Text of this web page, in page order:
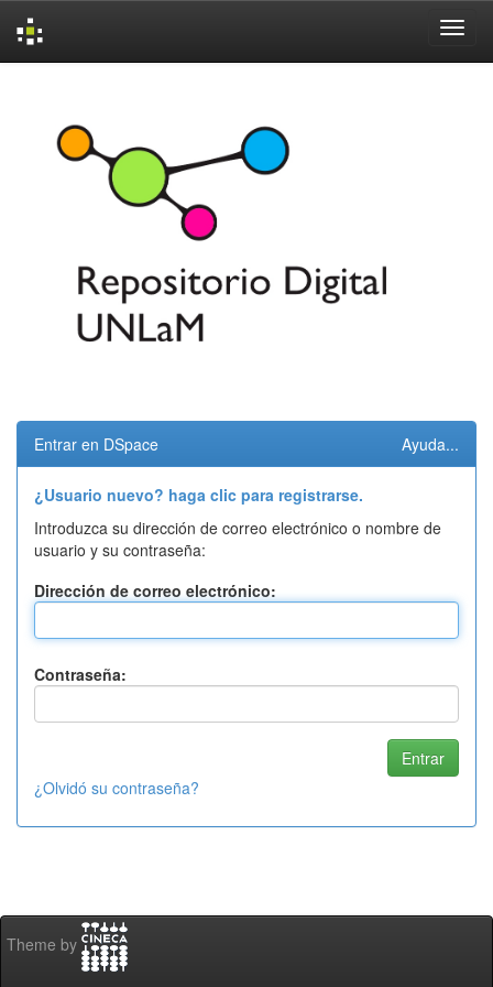
Entrar en DSpace Ayuda...
¿Usuario nuevo? haga clic para registrarse.
Introduzca su dirección de correo electrónico o nombre de
usuario y su contraseña:
Dirección de correo electrónico:
Contraseña:
¿Olvidó su contraseña?
Theme by